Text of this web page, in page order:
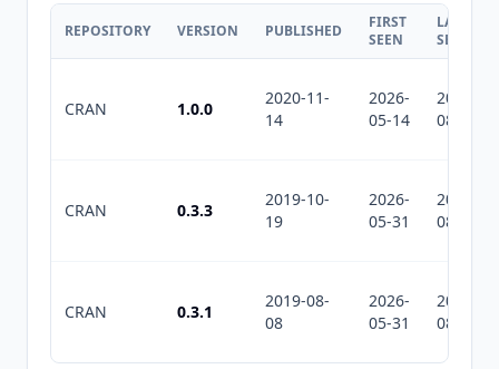
REPOSITORY VERSION PUBLISHED
FIRST
SEEN
LAST
SEEN
CRAN 1.0.0
2020-11-
14
2026-
05-14
2026-
08-06
CRAN 0.3.3
2019-10-
19
2026-
05-31
2026-
08-06
CRAN 0.3.1
2019-08-
08
2026-
05-31
2026-
08-06